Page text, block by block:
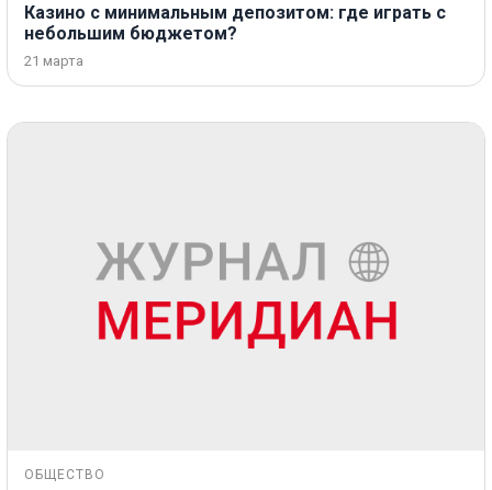
Казино с минимальным депозитом: где играть с
небольшим бюджетом?
21 марта
ОБЩЕСТВО